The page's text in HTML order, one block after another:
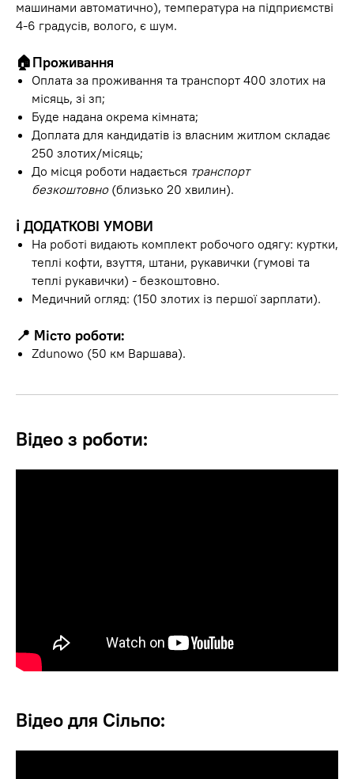
машинами автоматично), температура на підприємстві
4-6 градусів, волого, є шум.
🏠Проживання
Оплата за проживання та транспорт 400 злотих на
місяць, зі зп;
Буде надана окрема кімната;
Доплата для кандидатів із власним житлом складає
250 злотих/місяць;
До місця роботи надається транспорт
безкоштовно(близько 20 хвилин).
ℹ️ ДОДАТКОВІ УМОВИ
На роботі видають комплект робочого одягу: куртки,
теплі кофти, взуття, штани, рукавички (гумові та
теплі рукавички) - безкоштовно.
Медичний огляд: (150 злотих із першої зарплати).
📍 Місто роботи:
Zdunowo (50 км Варшава).
Відео з роботи:
Відео для Сільпо: